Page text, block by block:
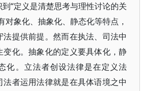
“定义是清楚思考与理性讨论的关
对象化、抽象化、静态化等特点，
法提供前提。然而在执法、司法中
变化。抽象化的定义要具体化，静
化。立法者创设法律是在定义法
者运用法律就是在具体语境之中